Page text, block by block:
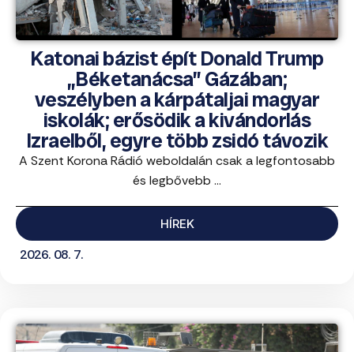
Katonai bázist épít Donald Trump
„Béketanácsa” Gázában;
veszélyben a kárpátaljai magyar
iskolák; erősödik a kivándorlás
Izraelből, egyre több zsidó távozik
A Szent Korona Rádió weboldalán csak a legfontosabb
és legbővebb ...
HÍREK
2026. 08. 7.